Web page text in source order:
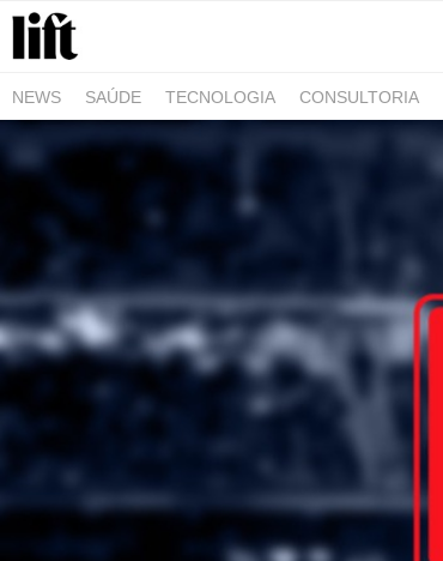
NEWS SAÚDE TECNOLOGIA CONSULTORIA